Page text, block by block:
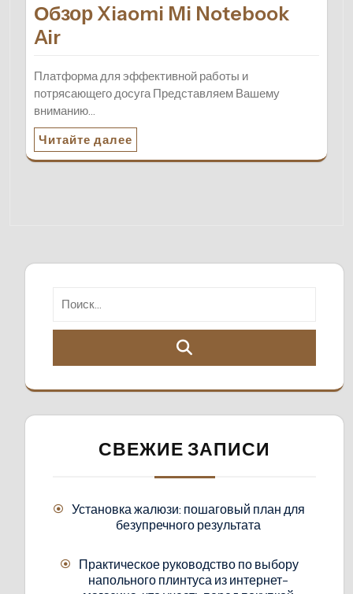
Обзор Xiaomi Mi Notebook
Air
Платформа для эффективной работы и
потрясающего досуга Представляем Вашему
вниманию…
Читайте далее
СВЕЖИЕ ЗАПИСИ
Установка жалюзи: пошаговый план для
безупречного результата
Практическое руководство по выбору
напольного плинтуса из интернет-